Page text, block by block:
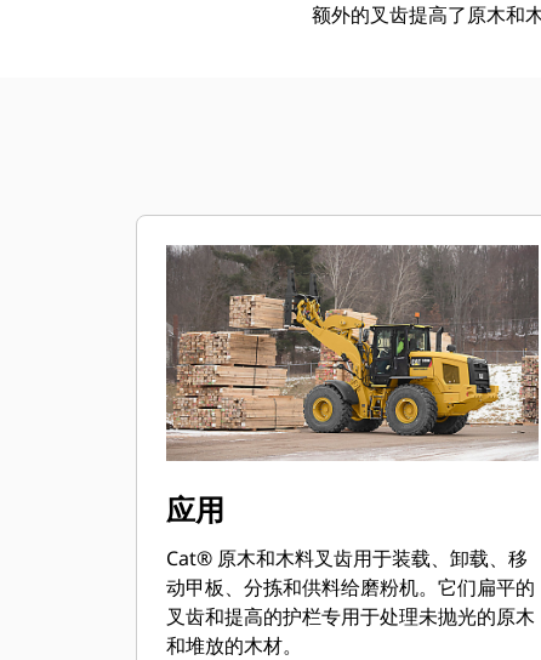
额外的叉齿提高了原木和
应用
Cat® 原木和木料叉齿用于装载、卸载、移
动甲板、分拣和供料给磨粉机。它们扁平的
叉齿和提高的护栏专用于处理未抛光的原木
和堆放的木材。